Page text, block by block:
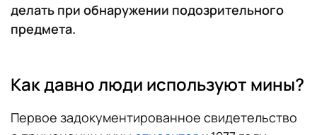
делать при обнаружении подозрительного
предмета.
Как давно люди используют мины?
Первое задокументированное свидетельство